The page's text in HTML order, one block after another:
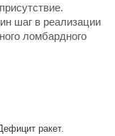
шаг в реализации
ломбардного
ракет.